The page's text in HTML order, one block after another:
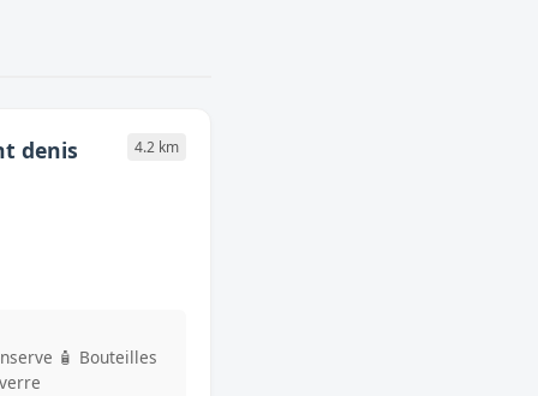
denis 4.2 km
🧴 Bouteilles